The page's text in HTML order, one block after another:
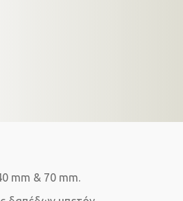
mm & 70 mm.